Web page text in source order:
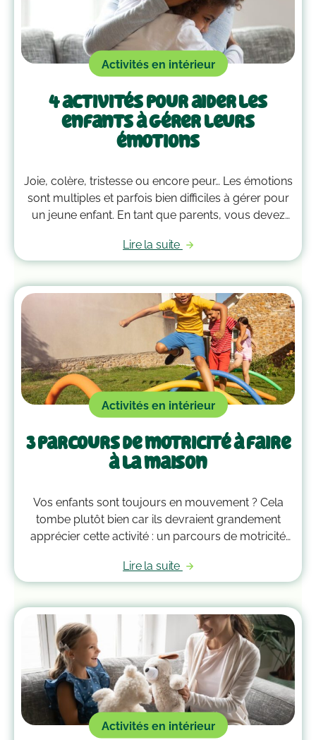
Activités en intérieur
4 activités pour aider les
enfants à gérer leurs
émotions
Joie, colère, tristesse ou encore peur… Les émotions
sont multiples et parfois bien difficiles à gérer pour
un jeune enfant. En tant que parents, vous devez
plus d’un tour dans votre sac pour les
accompagner. Voici quelques outils qui peuvent
vous guider dans la gestion des émotions de vos
enfants !
Lire la suite
Activités en intérieur
3 parcours de motricité à faire
à la maison
Vos enfants sont toujours en mouvement ? Cela
tombe plutôt bien car ils devraient grandement
apprécier cette activité : un parcours de motricité
qui vous guideront pour savoir comment faire un
parcours de motricité à la maison !
Lire la suite
Activités en intérieur